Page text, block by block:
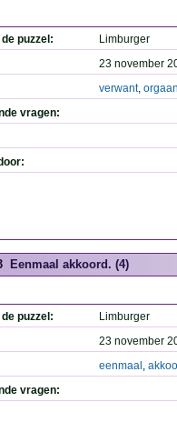
puzzel:
Limburger
23 november
verwant,
vragen:
Eenmaal akkoord. (4)
puzzel:
Limburger
23 november
eenmaal ,
vragen: